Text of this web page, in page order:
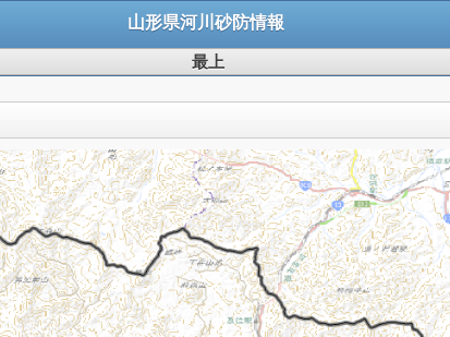
山形県河川砂防情報
最上